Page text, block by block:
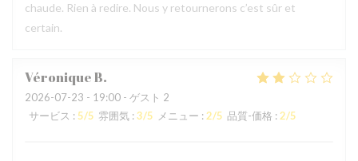
chaude. Rien à redire. Nous y retournerons c’est sûr et
certain.
VéroniqueB
2026-07-23 - 19:00 - ゲスト 2
サービス : 5/5 雰囲気 : 3/5 メニュー : 2/5 品質-価格 : 2/5